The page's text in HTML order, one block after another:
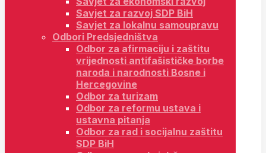
Savjet za razvoj SDP BiH
Savjet za lokalnu samoupravu
Odbori Predsjedništva
Odbor za afirmaciju i zaštitu
vrijednosti antifašističke borbe
naroda i narodnosti Bosne i
Hercegovine
Odbor za turizam
Odbor za reformu ustava i
ustavna pitanja
Odbor za rad i socijalnu zaštitu
SDP BiH